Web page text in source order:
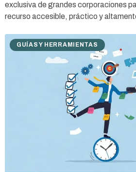
exclusiva de grandes corporaciones
recurso accesible, práctico y
GUÍAS Y HERRAMIENTAS